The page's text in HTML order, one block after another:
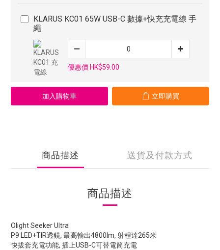
KLARUS KC01 65W USB-C 數據+快充充電線 手
繩
優惠價 HK$59.00
加入購物車 立即購買
商品描述 送貨及付款方式
商品描述
Olight Seeker Ultra
P9 LED+TIR透鏡, 最高輸出4800lm, 射程達265米
快拔套充電功能, 插上USB-C可替電筒充電